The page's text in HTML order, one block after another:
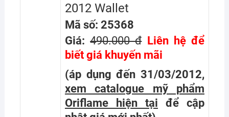
2012 Wallet
Mã số: 25368
Giá:490.000 đLiên hệ để
biết giá khuyến mãi
(áp dụng đến 31/03/2012,
xem catalogue mỹ phẩm
Oriflame hiện tại
để cập